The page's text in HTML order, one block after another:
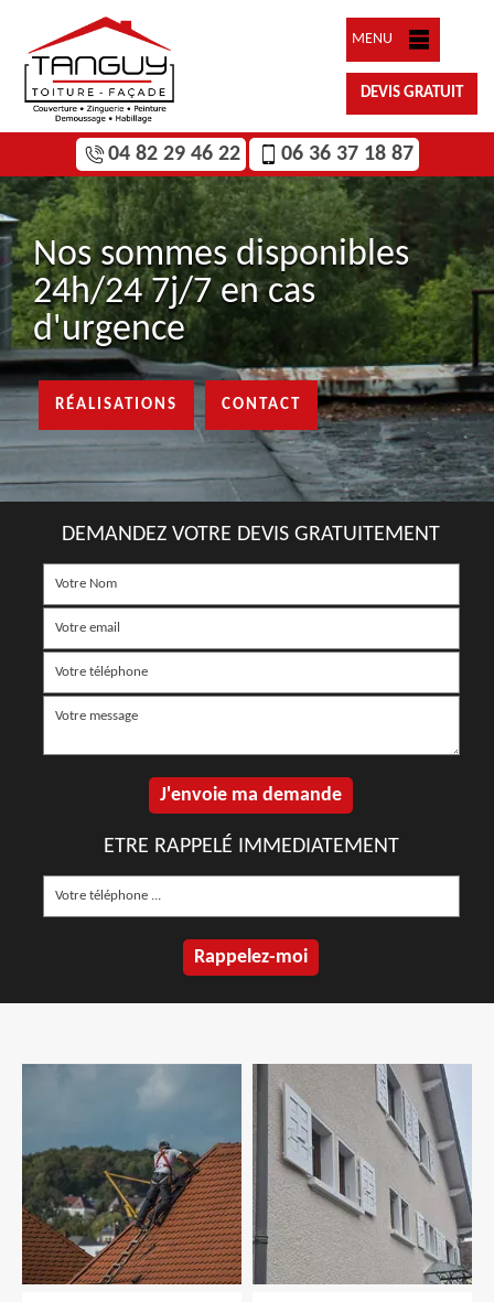
MENU
DEVIS GRATUIT
04 82 29 46 22 06 36 37 18 87
Nos sommes disponibles
24h/24 7j/7 en cas
d'urgence
RÉALISATIONS CONTACT
DEMANDEZ VOTRE DEVIS GRATUITEMENT
ETRE RAPPELÉ IMMEDIATEMENT